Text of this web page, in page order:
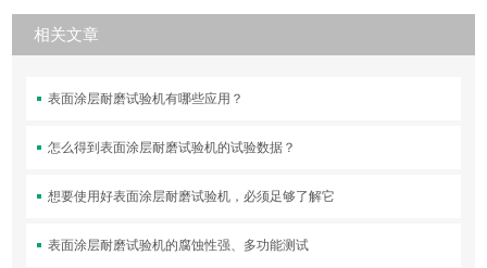
相关文章
表面涂层耐磨试验机有哪些应用？
怎么得到表面涂层耐磨试验机的试验数据？
想要使用好表面涂层耐磨试验机，必须足够了解它
表面涂层耐磨试验机的腐蚀性强、多功能测试